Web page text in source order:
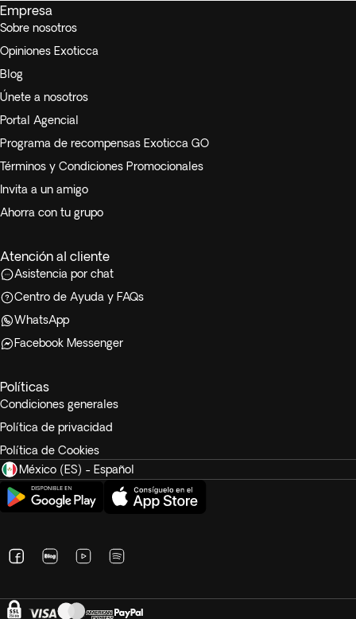
Empresa
Sobre nosotros
Opiniones Exoticca
Blog
Únete a nosotros
Portal Agencial
Programa de recompensas Exoticca GO
Términos y Condiciones Promocionales
Invita a un amigo
Ahorra con tu grupo
Atención al cliente
Asistencia por chat
Centro de Ayuda y FAQs
WhatsApp
Facebook Messenger
Políticas
Condiciones generales
Política de privacidad
Política de Cookies
México (ES) - Español